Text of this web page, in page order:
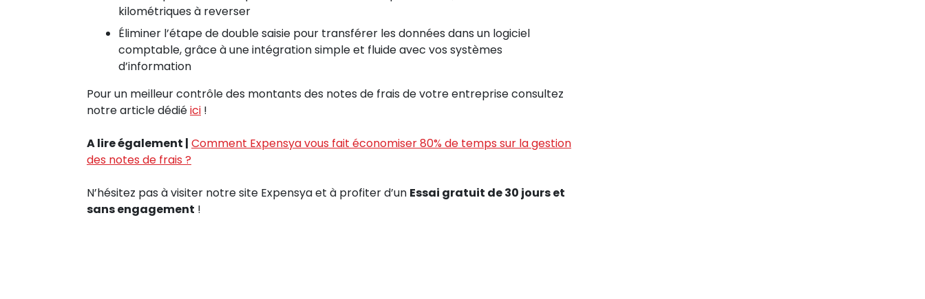
kilométriques à reverser
Éliminer l’étape de double saisie pour transférer les données dans un logiciel
comptable, grâce à une intégration simple et fluide avec vos systèmes
d’information
Pour un meilleur contrôle des montants des notes de frais de votre entreprise consultez
notre article dédiéici !
A lire également | Comment Expensya vous fait économiser 80% de temps sur la gestion
des notes de frais ?
N’hésitez pas à visiter notre site Expensya et à profiter d’un Essai gratuit de 30 jours et
sans engagement !